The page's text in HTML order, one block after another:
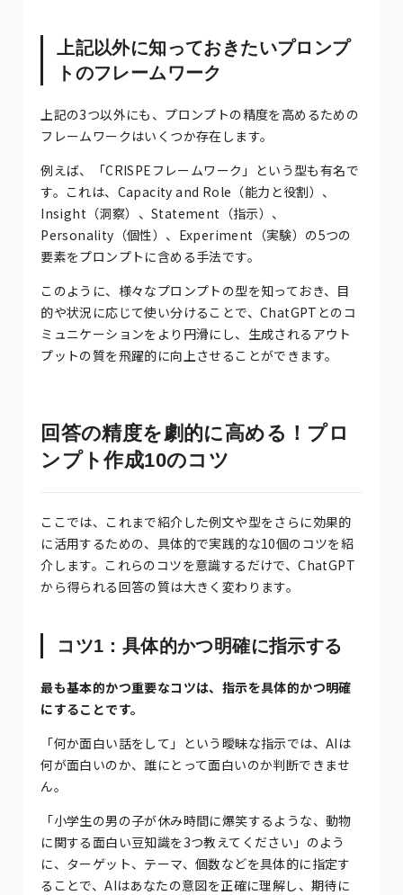
上記以外に知っておきたいプロンプ
トのフレームワーク
上記の3つ以外にも、プロンプトの精度を高めるための
フレームワークはいくつか存在します。
例えば、「CRISPEフレームワーク」という型も有名で
す。これは、Capacity and Role（能力と役割）、
Insight（洞察）、Statement（指示）、
Personality（個性）、Experiment（実験）の5つの
要素をプロンプトに含める手法です。
このように、様々なプロンプトの型を知っておき、目
的や状況に応じて使い分けることで、ChatGPTとのコ
ミュニケーションをより円滑にし、生成されるアウト
プットの質を飛躍的に向上させることができます。
回答の精度を劇的に高める！プロ
ンプト作成10のコツ
ここでは、これまで紹介した例文や型をさらに効果的
に活用するための、具体的で実践的な10個のコツを紹
介します。これらのコツを意識するだけで、ChatGPT
から得られる回答の質は大きく変わります。
コツ1：具体的かつ明確に指示する
最も基本的かつ重要なコツは、指示を具体的かつ明確
にすることです。
「何か面白い話をして」という曖昧な指示では、AIは
何が面白いのか、誰にとって面白いのか判断できませ
ん。
「小学生の男の子が休み時間に爆笑するような、動物
に関する面白い豆知識を3つ教えてください」のよう
に、ターゲット、テーマ、個数などを具体的に指定す
ることで、AIはあなたの意図を正確に理解し、期待に